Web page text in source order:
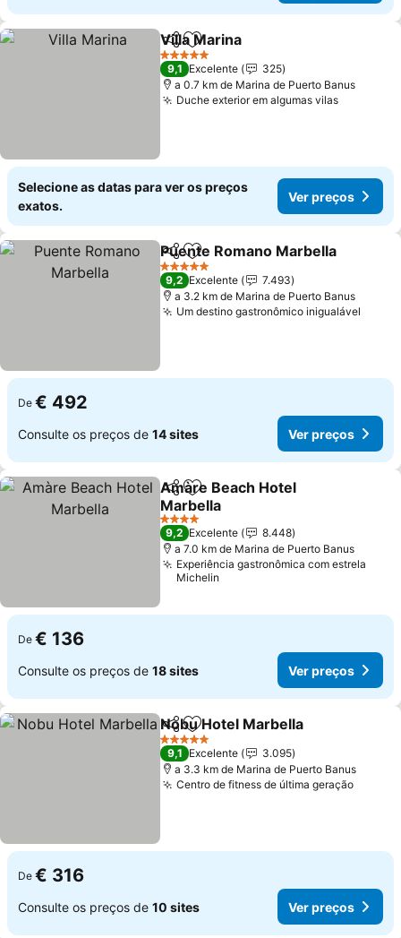
PartilharAdicionar aos favoritos
Villa Marina
5 Estrelas
9,1 Excelente
325
a 0.7 km de Marina de Puerto Banus
Duche exterior em algumas vilasVer
Selecione as datas para ver os preços
exatos.
Ver preços
PartilharAdicionar aos favoritos
Puente Romano Marbella
5 Estrelas
9,2 Excelente
7.493
a 3.2 km de Marina de Puerto Banus
Um destino gastronômico inigualável
De € 492
Consulte os preços de 14 sites Ver preços
PartilharAdicionar aos favoritos
Amàre Beach Hotel
Marbella
Ver preços
4 Estrelas
9,2 Excelente
8.448
a 7.0 km de Marina de Puerto Banus
Experiência gastronômica com estrela
Michelin
De € 136
Consulte os preços de 18 sites Ver preços
PartilharAdicionar aos favoritos
Nobu Hotel Marbella
5 Estrelas
9,1 Excelente
3.095
a 3.3 km de Marina de Puerto Banus
Centro de fitness de última geraçãoVer
De € 316
Consulte os preços de 10 sites Ver preços